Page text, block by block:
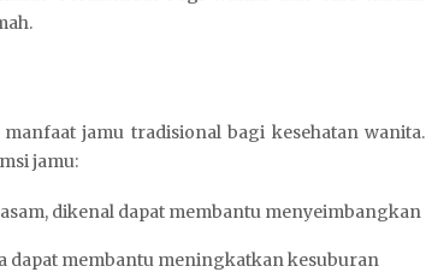
jamu tradisional bagi kesehatan wanita.
jamu:
dikenal dapat membantu menyeimbangkan
dapat membantu meningkatkan kesuburan